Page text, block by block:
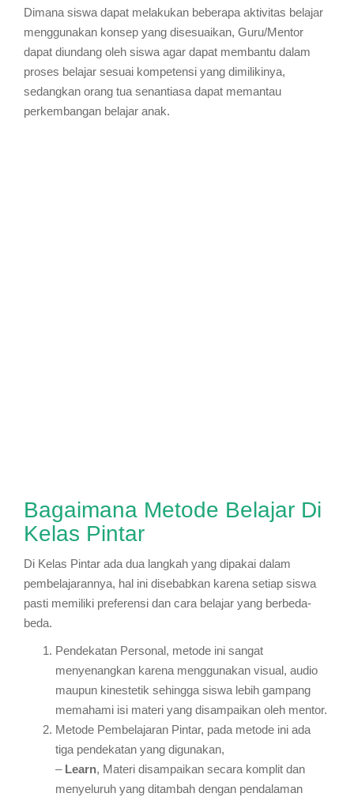
Dimana siswa dapat melakukan beberapa aktivitas belajar
menggunakan konsep yang disesuaikan, Guru/Mentor
dapat diundang oleh siswa agar dapat membantu dalam
proses belajar sesuai kompetensi yang dimilikinya,
sedangkan orang tua senantiasa dapat memantau
perkembangan belajar anak.
Bagaimana Metode Belajar Di
Kelas Pintar
Di Kelas Pintar ada dua langkah yang dipakai dalam
pembelajarannya, hal ini disebabkan karena setiap siswa
pasti memiliki preferensi dan cara belajar yang berbeda-
beda.
Pendekatan Personal, metode ini sangat
menyenangkan karena menggunakan visual, audio
maupun kinestetik sehingga siswa lebih gampang
memahami isi materi yang disampaikan oleh mentor.
Metode Pembelajaran Pintar, pada metode ini ada
tiga pendekatan yang digunakan,
– Learn, Materi disampaikan secara komplit dan
menyeluruh yang ditambah dengan pendalaman